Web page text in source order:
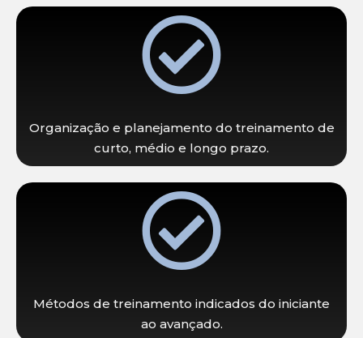
Organização e planejamento do treinamento de
curto, médio e longo prazo.
Métodos de treinamento indicados do iniciante
ao avançado.